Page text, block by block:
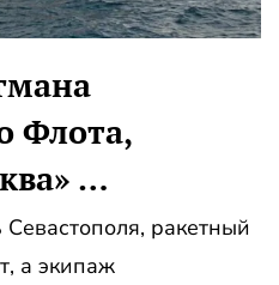
Флота,
…
Севастополя, ракетный
а экипаж